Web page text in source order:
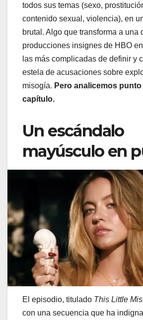
todos sus temas (sexo,
contenido sexual, violencia), en
brutal. Algo que transforma a una
producciones insignes de HBO
las más complicadas de definir y
estela de acusaciones sobre
misogía. Pero analicemos punto
capítulo.
Un escándalo
mayúsculo en
El episodio, titulado This Little
con una secuencia que ha